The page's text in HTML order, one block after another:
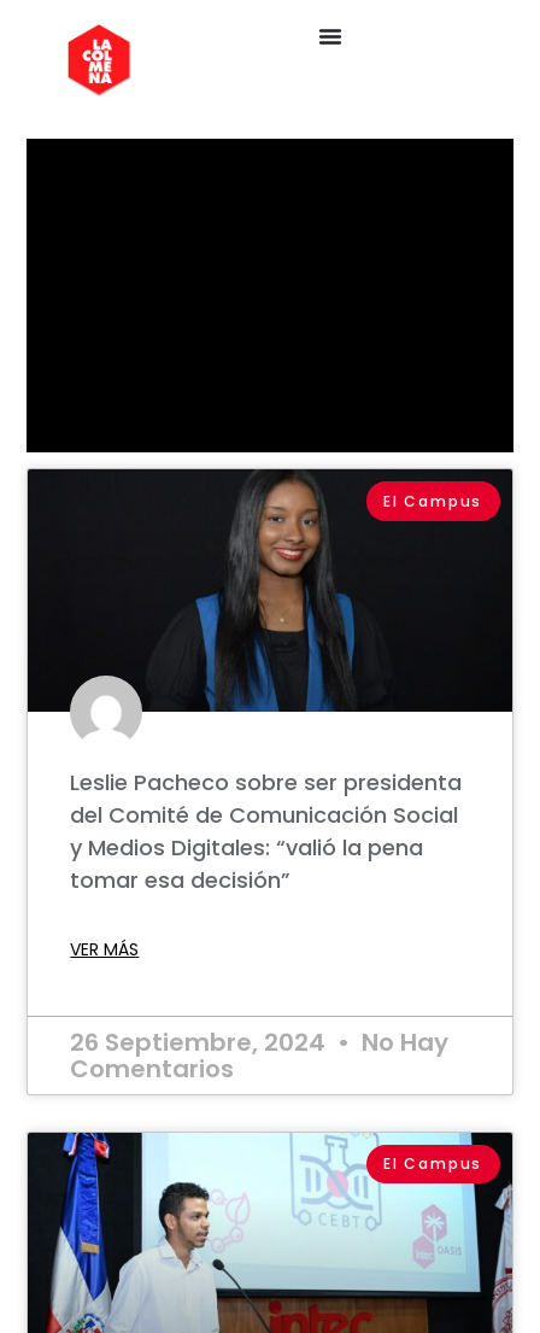
El Campus
Leslie Pacheco sobre ser presidenta
del Comité de Comunicación Social
y Medios Digitales: “valió la pena
tomar esa decisión”
VER MÁS
26 Septiembre, 2024 No Hay
Comentarios
El Campus